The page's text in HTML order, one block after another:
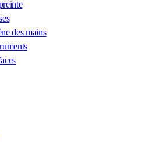
des mains